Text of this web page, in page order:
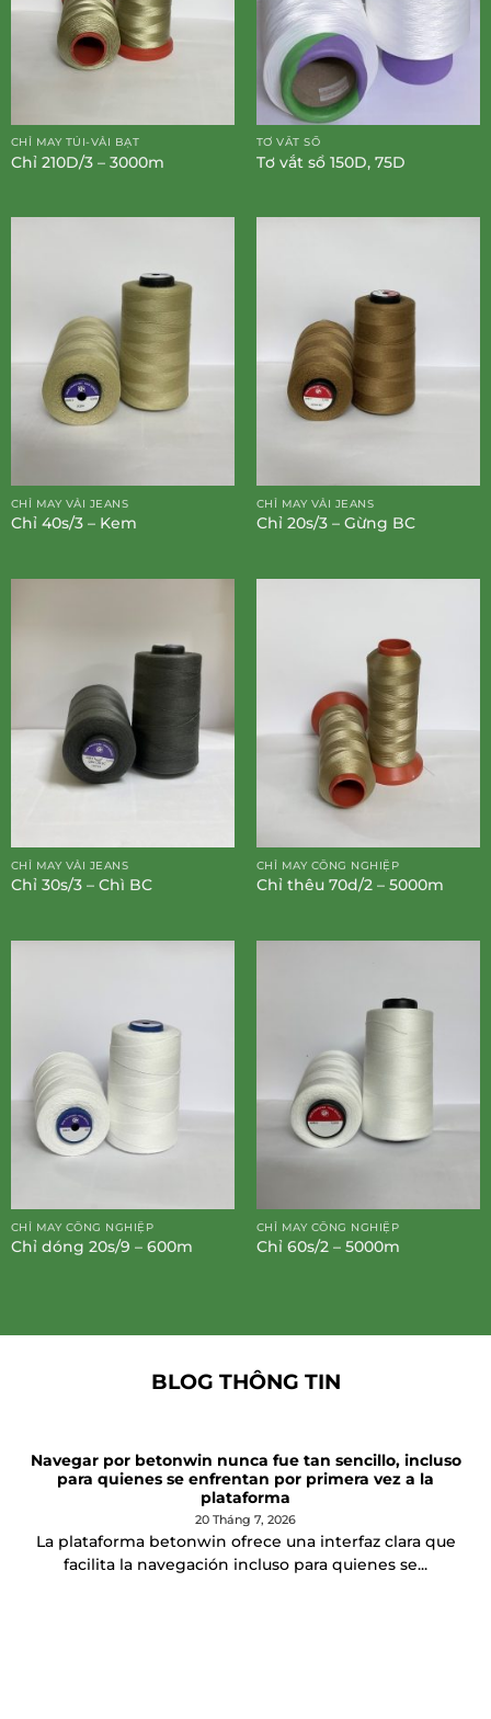
CHỈ MAY TÚI-VẢI BẠT
Chỉ 210D/3 – 3000m
TƠ VẮT SỔ
Tơ vắt sổ 150D, 75D
CHỈ MAY VẢI JEANS
Chỉ 40s/3 – Kem
CHỈ MAY VẢI JEANS
Chỉ 20s/3 – Gừng BC
CHỈ MAY VẢI JEANS
Chỉ 30s/3 – Chì BC
CHỈ MAY CÔNG NGHIỆP
Chỉ thêu 70d/2 – 5000m
CHỈ MAY CÔNG NGHIỆP
Chỉ dóng 20s/9 – 600m
CHỈ MAY CÔNG NGHIỆP
Chỉ 60s/2 – 5000m
BLOG THÔNG TIN
Navegar por betonwin nunca fue tan sencillo, incluso
para quienes se enfrentan por primera vez a la
plataforma
20 Tháng 7, 2026
La plataforma betonwin ofrece una interfaz clara que
facilita la navegación incluso para quienes se...